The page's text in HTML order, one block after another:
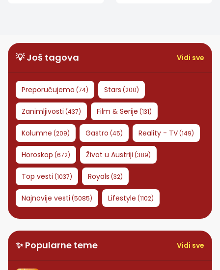
💡 Još tagova Vidi sve
Preporučujemo (74) Stars (200)
Zanimljivosti (437) Film & Serije (131)
Kolumne (209) Gastro (45) Reality - TV(149)
Horoskop (672) Život u Austriji (389)
Top vesti (1037) Royals (32)
Najnovije vesti (5085) Lifestyle (1102)
✨ Popularne teme Vidi sve